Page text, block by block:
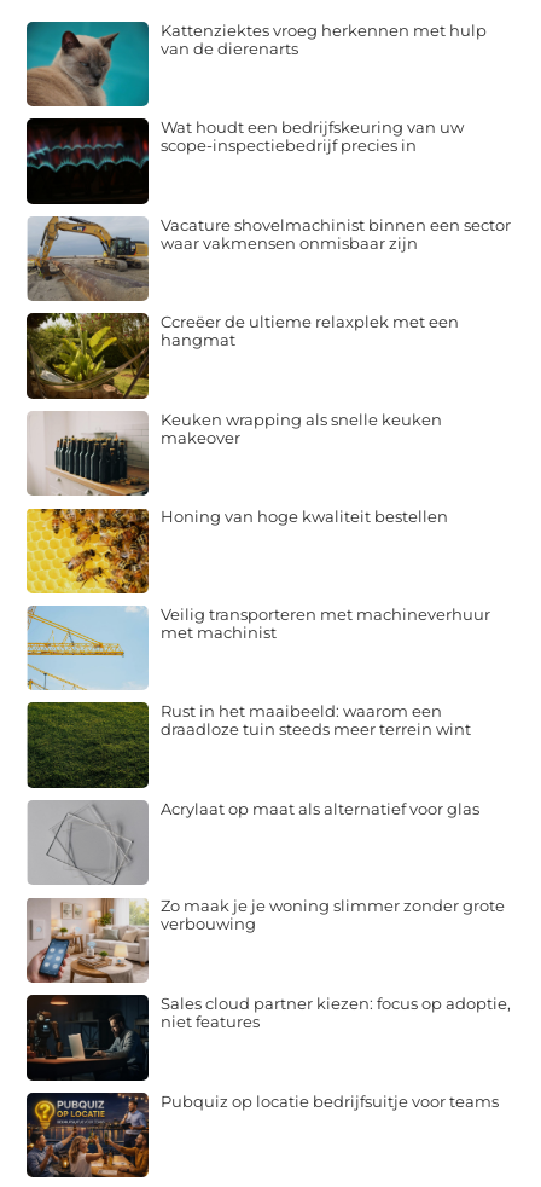
Kattenziektes vroeg herkennen met hulp
van de dierenarts
Wat houdt een bedrijfskeuring van uw
scope-inspectiebedrijf precies in
Vacature shovelmachinist binnen een sector
waar vakmensen onmisbaar zijn
Ccreëer de ultieme relaxplek met een
hangmat
Keuken wrapping als snelle keuken
makeover
Honing van hoge kwaliteit bestellen
Veilig transporteren met machineverhuur
met machinist
Rust in het maaibeeld: waarom een
draadloze tuin steeds meer terrein wint
Acrylaat op maat als alternatief voor glas
Zo maak je je woning slimmer zonder grote
verbouwing
Sales cloud partner kiezen: focus op adoptie,
niet features
Pubquiz op locatie bedrijfsuitje voor teams